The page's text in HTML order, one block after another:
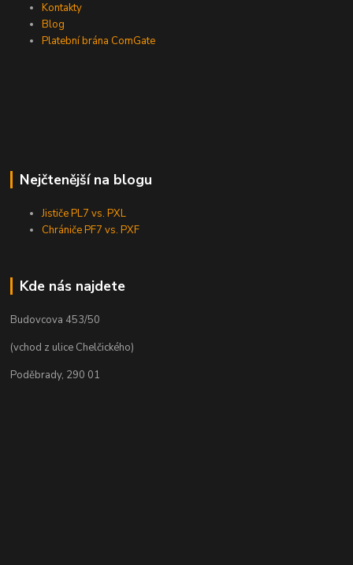
Kontakty
Blog
Platební brána ComGate
Nejčtenější na blogu
Jističe PL7 vs. PXL
Chrániče PF7 vs. PXF
Kde nás najdete
Budovcova 453/50
(vchod z ulice Chelčického)
Poděbrady, 290 01